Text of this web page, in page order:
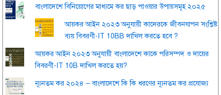
বাংলাদেশে বিনিয়োগের মাধ্যমে কর ছাড় পাওয়ার উপায়সমূহ ২০২৫
আয়কর আইন ২০২৩ অনুযায়ী কাদেরকে জীবনযাপন সংশ্লিষ্ট
ব্যয় বিবরণী-IT 10BB দাখিল করতে হবে ?
আয়কর আইন ২০২৩ অনুযায়ী বাংলাদেশে কাকে পরিসম্পদ ও দায়ের
বিবরণী-IT 10B দাখিল করতে হয়?
ন্যূনতম কর ২০২৪ – বাংলাদেশে কি কি ধরণের ন্যূনতম কর প্রযোজ্য